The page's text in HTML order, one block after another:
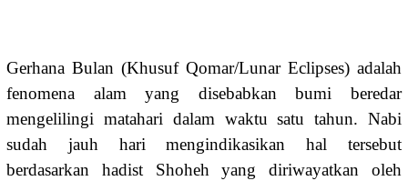
Gerhana Bulan (Khusuf Qomar/Lunar Eclipses) adalah
fenomena alam yang disebabkan bumi beredar
mengelilingi matahari dalam waktu satu tahun. Nabi
sudah jauh hari mengindikasikan hal tersebut
berdasarkan hadist Shoheh yang diriwayatkan oleh